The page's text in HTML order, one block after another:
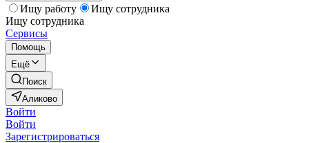
Ищу работу
Ищу сотрудника
Ищу сотрудника
Сервисы
Помощь
Ещё
Поиск
Аликово
Войти
Войти
Зарегистрироваться